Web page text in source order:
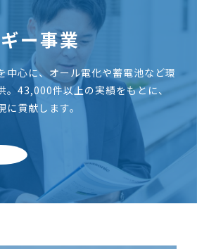
ー事業
中心に、オール電化や蓄電池など環
。43,000件以上の実績をもとに、
貢献します。